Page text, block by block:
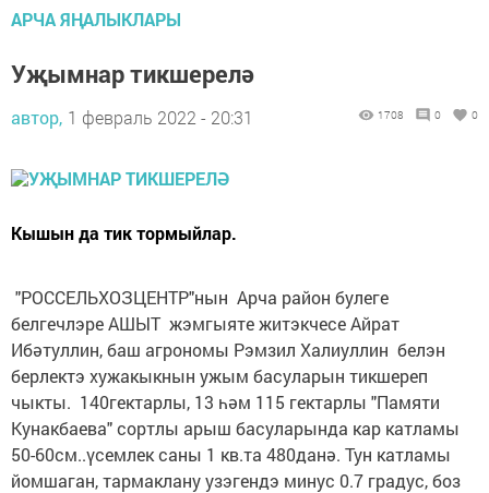
АРЧА ЯҢАЛЫКЛАРЫ
Уҗымнар тикшерелә
автор, 1 февраль 2022 - 20:31 1708 0 0
Кышын да тик тормыйлар.
"РОССЕЛЬХОЗЦЕНТР"нын Арча район булеге
белгечлэре АШЫТ жэмгыяте житэкчесе Айрат
Ибәтуллин, баш агрономы Рэмзил Халиуллин белэн
берлектэ хужакыкнын ужым басуларын тикшереп
чыкты. 140гектарлы, 13 һәм 115 гектарлы "Памяти
Кунакбаева" сортлы арыш басуларында кар катламы
50-60см..үсемлек саны 1 кв.та 480данә. Тун катламы
йомшаган, тармаклану узэгендэ минус 0.7 градус, боз